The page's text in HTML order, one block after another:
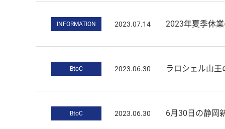
INFORMATION 2023.07.14 2023年夏季休
BtoC 2023.06.30 ラロシェル山
BtoC 2023.06.30 6月30日の静岡新聞で